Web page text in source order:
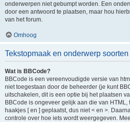
onderwerpen niet gebumpt worden. Een
door een antwoord te plaatsen, maar hou
van het forum.
Omhoog
Tekstopmaak en onderwerp soorten
Wat is BBCode?
BBCode is een vereenvoudigde versie van
niet toegestaan door de beheerder (je kunt
uitschakelen, dit is een optie bij het plaatsen
BBCode is ongeveer gelijk aan die van
haakjes [ en ] geplaatst, dus niet < en >.
controle over hoe iets wordt weergegeven.